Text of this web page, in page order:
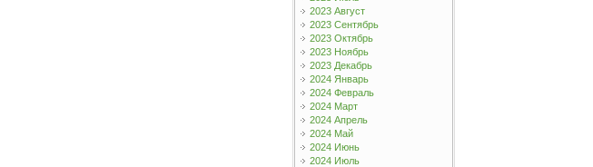
2023 Август
2023 Сентябрь
2023 Октябрь
2023 Ноябрь
2023 Декабрь
2024 Январь
2024 Февраль
2024 Март
2024 Апрель
2024 Май
2024 Июнь
2024 Июль